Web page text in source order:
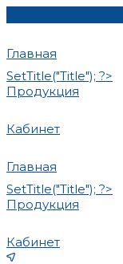
Главная
SetTitle("Title"); ?>
Продукция
Кабинет
Главная
SetTitle("Title"); ?>
Продукция
Кабинет